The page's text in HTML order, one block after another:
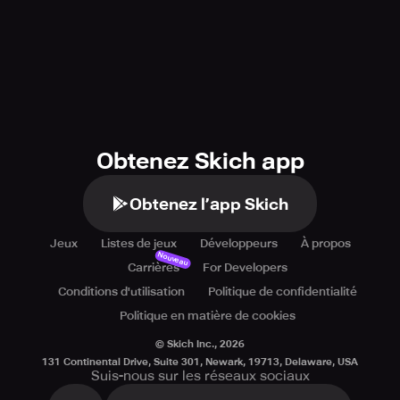
Obtenez Skich app
Obtenez l’app Skich
Jeux Listes de jeux Développeurs
À propos
Carrières
Nouveau
For Developers
Conditions d'utilisation
Politique de confidentialité
Politique en matière de cookies
© Skich Inc., 2026
131 Continental Drive, Suite 301, Newark, 19713, Delaware, USA
Suis-nous sur les réseaux sociaux